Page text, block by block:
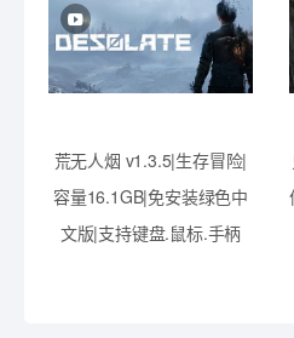
荒无人烟 v1.3.5|生存冒险|
容量16.1GB|免安装绿色中
文版|支持键盘.鼠标.手柄